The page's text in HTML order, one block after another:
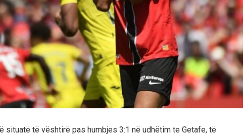
situatë të vështirë pas humbjes 3:1 në udhëtim te Getafe, të